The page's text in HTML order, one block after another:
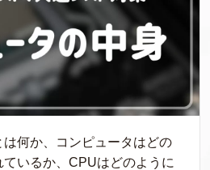
何か、コンピュータはどの
いるか、CPUはどのように